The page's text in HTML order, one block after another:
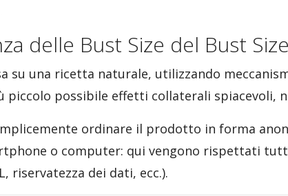
delle Bust Size del Bust Size
su una ricetta naturale, utilizzando
piccolo possibile effetti collaterali spiacevoli,
ordinare il prodotto in forma
o computer: qui vengono rispettati
riservatezza dei dati, ecc.).